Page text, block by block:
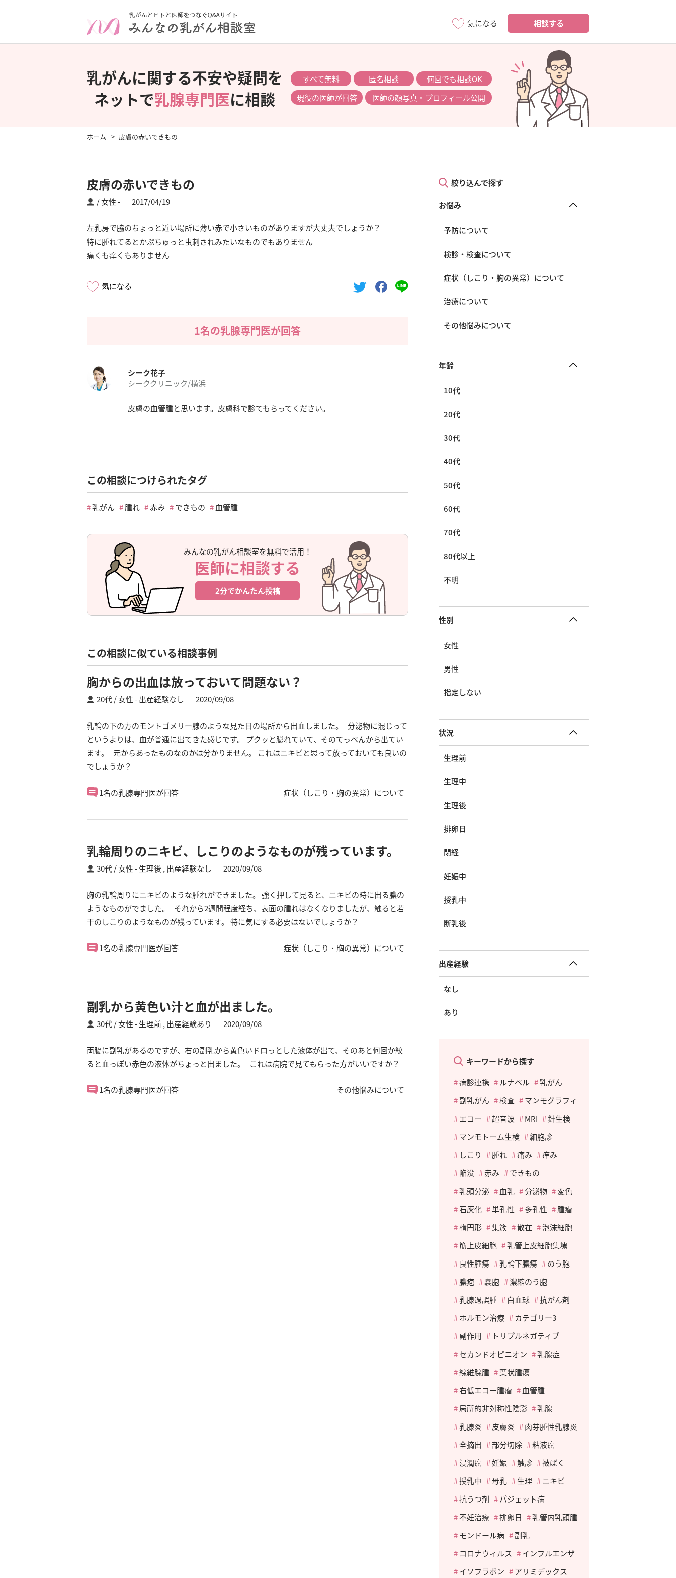
気になる 相談する
乳がんに関する不安や疑問を
ネットで乳腺専門医に相談
すべて無料 匿名相談
何回でも相談OK
現役の医師が回答
医師の顔写真・プロフィール公開
ホーム 皮膚の赤いできもの
皮膚の赤いできもの
/ 女性 2017/04/19
左乳房で脇のちょっと近い場所に薄い赤で小さいものがありますが大丈夫でしょうか？
特に腫れてるとかぷちゅっと虫刺されみたいなものでもありません
痛くも痒くもありません
気になる
1名の乳腺専門医が回答
シーク花子
シーククリニック/横浜
皮膚の血管腫と思います。皮膚科で診てもらってください。
この相談につけられたタグ
乳がん 腫れ 赤み できもの 血管腫
みんなの乳がん相談室を無料で活用！
医師に相談する
2分でかんたん投稿
この相談に似ている相談事例
胸からの出血は放っておいて問題ない？
20代 / 女性 出産経験なし 2020/09/08
乳輪の下の方のモントゴメリー腺のような見た目の場所から出血しました。 分泌物に混じって
というよりは、血が普通に出てきた感じです。 プクッと膨れていて、そのてっぺんから出てい
ます。 元からあったものなのかは分かりません。 これはニキビと思って放っておいても良いの
でしょうか？
症状（しこり・胸の異常）について
1名の乳腺専門医が回答
乳輪周りのニキビ、しこりのようなものが残っています。
30代 / 女性 生理後 , 出産経験なし 2020/09/08
胸の乳輪周りにニキビのような腫れができました。 強く押して見ると、ニキビの時に出る膿の
ようなものがでました。 それから2週間程度経ち、表面の腫れはなくなりましたが、触ると若
干のしこりのようなものが残っています。 特に気にする必要はないでしょうか？
症状（しこり・胸の異常）について
1名の乳腺専門医が回答
副乳から黄色い汁と血が出ました。
30代 / 女性 生理前 , 出産経験あり 2020/09/08
両脇に副乳があるのですが、右の副乳から黄色いドロっとした液体が出て、そのあと何回か絞
ると血っぽい赤色の液体がちょっと出ました。 これは病院で見てもらった方がいいですか？
その他悩みについて
1名の乳腺専門医が回答
絞り込んで探す
お悩み
予防について
検診・検査について
症状（しこり・胸の異常）について
治療について
その他悩みについて
年齢
10代
20代
30代
40代
50代
60代
70代
80代以上
不明
性別
女性
男性
指定しない
状況
生理前
生理中
生理後
排卵日
閉経
妊娠中
授乳中
断乳後
出産経験
なし
あり
キーワードから探す
病診連携
ルナベル
乳がん
副乳がん
検査
マンモグラフィ
エコー
超音波 MRI
針生検
マンモトーム生検
細胞診
しこり
腫れ 痛み
痒み
陥没
赤み
できもの
乳頭分泌
血乳 分泌物
変色
石灰化
単孔性 多孔性
腫瘤
楕円形
集簇 散在
泡沫細胞
筋上皮細胞
乳管上皮細胞集塊
良性腫瘍
乳輪下膿瘍
のう胞
膿疱
嚢胞
濃縮のう胞
乳腺過誤腫
白血球
抗がん剤
ホルモン治療
カテゴリー3
副作用
トリプルネガティブ
セカンドオピニオン
乳腺症
線維腺腫
葉状腫瘍
右低エコー腫瘤
血管腫
局所的非対称性陰影
乳腺
乳腺炎
皮膚炎
肉芽腫性乳腺炎
全摘出
部分切除
粘液癌
浸潤癌
妊娠 触診
被ばく
授乳中
母乳 生理
ニキビ
抗うつ剤
パジェット病
不妊治療
排卵日
乳管内乳頭腫
モンドール病
副乳
コロナウィルス
インフルエンザ
イソフラボン
アリミデックス